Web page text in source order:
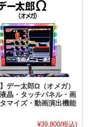
】デー太郎Ω（オメガ）
液晶・タッチパネル・画
マイズ・動画演出機能
¥39,800(税込)